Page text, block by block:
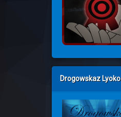
Drogowskaz Lyoko